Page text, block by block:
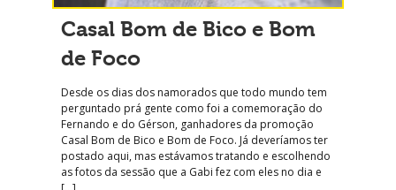
Casal Bom de Bico e Bom
de Foco
Desde os dias dos namorados que todo mundo tem
perguntado prá gente como foi a comemoração do
Fernando e do Gérson, ganhadores da promoção
Casal Bom de Bico e Bom de Foco. Já deveríamos ter
postado aqui, mas estávamos tratando e escolhendo
as fotos da sessão que a Gabi fez com eles no dia e